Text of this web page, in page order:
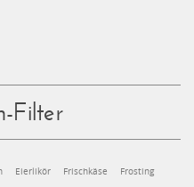
Filter
Eierlikör Frischkäse Frosting